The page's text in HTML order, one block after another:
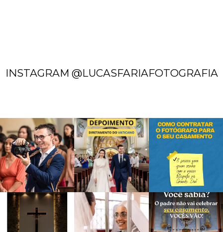
INSTAGRAM @LUCASFARIAFOTOGRAFIA